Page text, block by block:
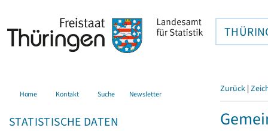
Home Kontakt Suche Newsletter
STATISTISCHE DATEN
Zurück |